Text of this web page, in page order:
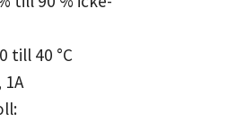
till 40 °C